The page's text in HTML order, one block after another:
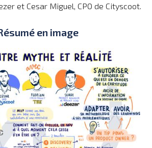
et Cesar Miguel, CPO de Cityscoot.
en image